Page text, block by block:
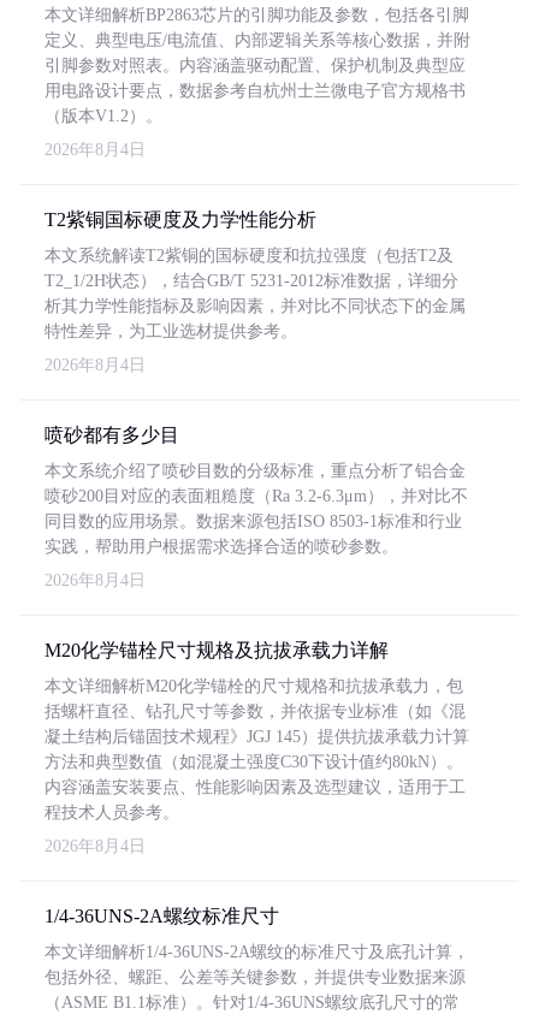
本文详细解析BP2863芯片的引脚功能及参数，包括各引脚
定义、典型电压/电流值、内部逻辑关系等核心数据，并附
引脚参数对照表。内容涵盖驱动配置、保护机制及典型应
用电路设计要点，数据参考自杭州士兰微电子官方规格书
（版本V1.2）。
2026年8月4日
T2紫铜国标硬度及力学性能分析
本文系统解读T2紫铜的国标硬度和抗拉强度（包括T2及
T2_1/2H状态），结合GB/T 5231-2012标准数据，详细分
析其力学性能指标及影响因素，并对比不同状态下的金属
特性差异，为工业选材提供参考。
2026年8月4日
喷砂都有多少目
本文系统介绍了喷砂目数的分级标准，重点分析了铝合金
喷砂200目对应的表面粗糙度（Ra 3.2-6.3μm），并对比不
同目数的应用场景。数据来源包括ISO 8503-1标准和行业
实践，帮助用户根据需求选择合适的喷砂参数。
2026年8月4日
M20化学锚栓尺寸规格及抗拔承载力详解
本文详细解析M20化学锚栓的尺寸规格和抗拔承载力，包
括螺杆直径、钻孔尺寸等参数，并依据专业标准（如《混
凝土结构后锚固技术规程》JGJ 145）提供抗拔承载力计算
方法和典型数值（如混凝土强度C30下设计值约80kN）。
内容涵盖安装要点、性能影响因素及选型建议，适用于工
程技术人员参考。
2026年8月4日
1/4-36UNS-2A螺纹标准尺寸
本文详细解析1/4-36UNS-2A螺纹的标准尺寸及底孔计算，
包括外径、螺距、公差等关键参数，并提供专业数据来源
（ASME B1.1标准）。针对1/4-36UNS螺纹底孔尺寸的常